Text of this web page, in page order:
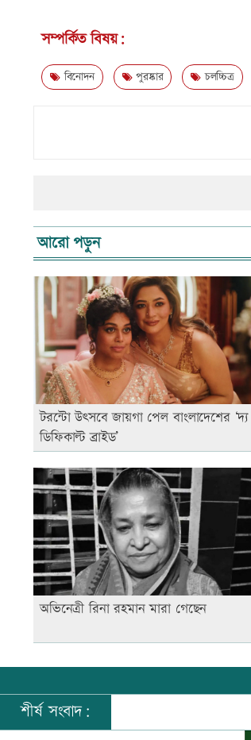
সম্পর্কিত বিষয়:
বিনোদন পুরষ্কার চলচ্চিত্র
আরো পড়ুন
টরন্টো উৎসবে জায়গা পেল বাংলাদেশের ‘দ্য
ডিফিকাল্ট ব্রাইড’
অভিনেত্রী রিনা রহমান মারা গেছেন
শীর্ষ সংবাদ: